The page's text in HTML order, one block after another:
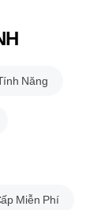
Năng
Miễn Phí